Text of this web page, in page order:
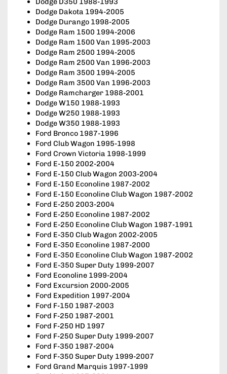
Dodge Dakota 1994-2005
Dodge Durango 1998-2005
Dodge Ram 1500 1994-2006
Dodge Ram 1500 Van 1995-2003
Dodge Ram 2500 1994-2005
Dodge Ram 2500 Van 1996-2003
Dodge Ram 3500 1994-2005
Dodge Ram 3500 Van 1996-2003
Dodge Ramcharger 1988-2001
Dodge W150 1988-1993
Dodge W250 1988-1993
Dodge W350 1988-1993
Ford Bronco 1987-1996
Ford Club Wagon 1995-1998
Ford Crown Victoria 1998-1999
Ford E-150 2002-2004
Ford E-150 Club Wagon 2003-2004
Ford E-150 Econoline 1987-2002
Ford E-150 Econoline Club Wagon 1987-2002
Ford E-250 2003-2004
Ford E-250 Econoline 1987-2002
Ford E-250 Econoline Club Wagon 1987-1991
Ford E-350 Club Wagon 2002-2005
Ford E-350 Econoline 1987-2000
Ford E-350 Econoline Club Wagon 1987-2002
Ford E-350 Super Duty 1999-2007
Ford Econoline 1999-2004
Ford Excursion 2000-2005
Ford Expedition 1997-2004
Ford F-150 1987-2003
Ford F-250 1987-2001
Ford F-250 HD 1997
Ford F-250 Super Duty 1999-2007
Ford F-350 1987-2004
Ford F-350 Super Duty 1999-2007
Ford Grand Marquis 1997-1999